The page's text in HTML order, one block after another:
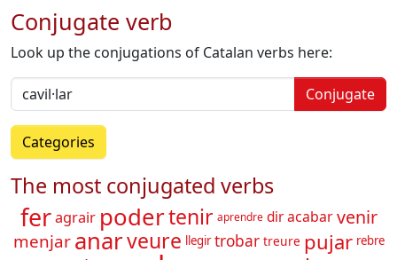
Conjugate verb
Look up the conjugations of Catalan verbs here:
Conjugate
Categories
The most conjugated verbs
fer agrair podertenir aprendre dir acabar venir
menjar anarveure llegir trobar treure pujar rebre